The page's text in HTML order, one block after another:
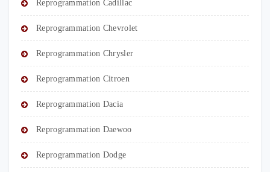
Reprogrammation Cadillac
Reprogrammation Chevrolet
Reprogrammation Chrysler
Reprogrammation Citroen
Reprogrammation Dacia
Reprogrammation Daewoo
Reprogrammation Dodge